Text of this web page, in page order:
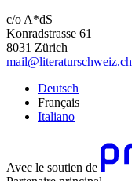
c/o A*dS
Konradstrasse 61
8031 Zürich
mail@literaturschweiz.ch
Deutsch
Français
Italiano
Avec le soutien de